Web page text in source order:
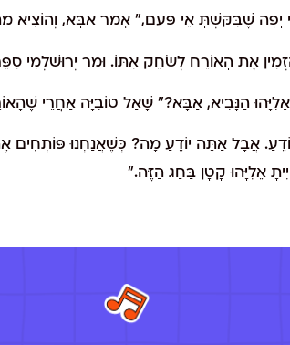
יָפָה שֶׁבִּקַּשְׁתָּ אֵי פַּעַם," אָמַר אַבָּא, וְהוֹצִיא
אֶת הָאוֹרֵחַ לְשַׂחֵק אִתּוֹ. וּמַר יְרוּשַׁלְמִי
הַנָּבִיא, אַבָּא?" שָׁאַל טוֹבִיָּה אַחֲרֵי
אֲבָל אַתָּה יוֹדֵעַ מָה? כְּשֶׁאֲנַחְנוּ פּוֹתְחִים
אֵלִיָּהוּ קָטָן בַּחַג הַזֶּה."